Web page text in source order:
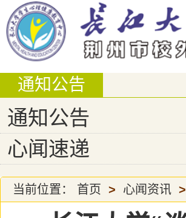
通知公告
通知公告
心闻速递
当前位置： 首页 > 心闻资讯 >